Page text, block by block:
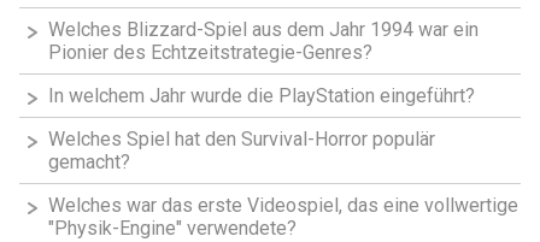
Welches Blizzard-Spiel aus dem Jahr 1994 war ein
Pionier des Echtzeitstrategie-Genres?
In welchem Jahr wurde die PlayStation eingeführt?
Welches Spiel hat den Survival-Horror populär
gemacht?
Welches war das erste Videospiel, das eine vollwertige
"Physik-Engine" verwendete?